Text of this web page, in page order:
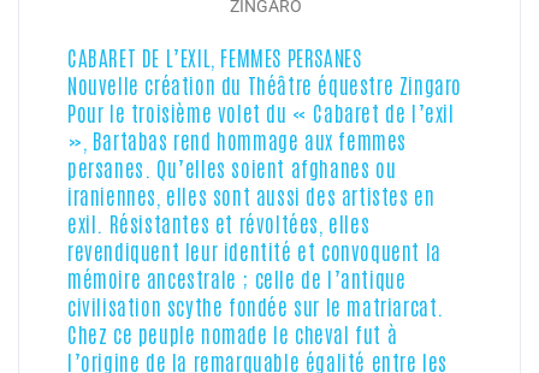
ZINGARO
CABARET DE L’EXIL, FEMMES PERSANES
Nouvelle création du Théâtre équestre Zingaro
Pour le troisième volet du « Cabaret de l’exil
», Bartabas rend hommage aux femmes
persanes. Qu’elles soient afghanes ou
iraniennes, elles sont aussi des artistes en
exil. Résistantes et révoltées, elles
revendiquent leur identité et convoquent la
mémoire ancestrale ; celle de l’antique
civilisation scythe fondée sur le matriarcat.
Chez ce peuple nomade le cheval fut à
l’origine de la remarquable égalité entre les